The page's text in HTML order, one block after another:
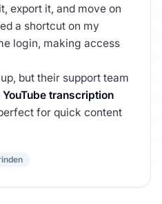
export it, and move on
a shortcut on my
login, making access
but their support team
YouTube transcription
for quick content